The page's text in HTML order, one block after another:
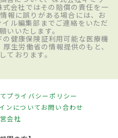
会社ではその賠償の責任を一
報に誤りがある場合には、お
ル編集部までご連絡をいただ
いいたします。
健康保険証利用可能な医療機
生労働省の情報提供のもと、
ております。
プライバシーポリシー
ンについてお問い合わせ
会社